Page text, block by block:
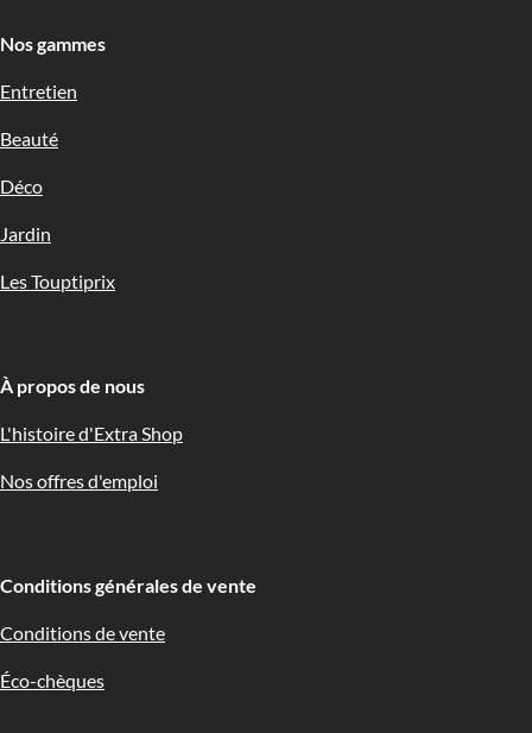
Nos gammes
Entretien
Beauté
Déco
Jardin
Les Touptiprix
À propos de nous 🇧🇪
L'histoire d'Extra Shop
Nos offres d'emploi
Conditions générales de vente
Conditions de vente
Éco-chèques